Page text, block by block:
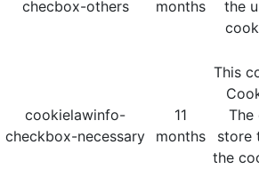
checbox-others
months
the
cookielawinfo-
checkbox-necessary
11
months
This
The
store
the